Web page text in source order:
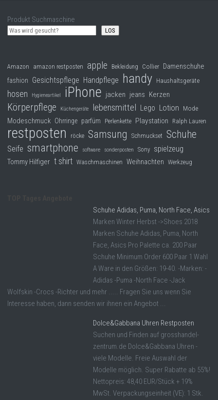
Produkt Suchmaschine
LOS
Amazon amazon restposten apple Bekleidung Collier Damenschuhe
fashion Gesichtspflege Handpflege handy Haushaltsgeräte
hosen Hygieneartikel iPhone jacken jeans Kerzen
Körperpflege Küchengeräte lebensmittel Lego Lotion Mode
Modeschmuck Ohrringe parfüm Perlenkette Playstation Ralph Lauren
restposten röcke Samsung Schmuckset Schuhe
Seife smartphone software sonderposten Sony spielzeug
Tommy Hilfiger t shirt Waschmaschinen Weihnachten Werkzeug
Schuhe Adidas, Puma, North Face, Asics
Marken Winter Herbst ->Shoes 2018
Marken Schuhe Adidas, Puma, North
Face, Asics Pro Palette ca. 200 Paar
Schuhe Minimum Order 600 Paar 1 Wahl
A Ware in den Größen: 19-40. -Marken: -
Adidas -Puma -North Face -Jack
Wolfskin -Crocs -Richter und mehr ..... Fragen Sie uns wenn Sie
Interesse haben, dann senden wir ihnen ein Angebot ...
Dolce&Gabbana Uhren Restposten
Suchen und Finden auf grosshandel-
zentrum.de Dolce&Gabbana Uhren -
viele Modelle. Freie Auswahl der
Modelle möglich. Super Rabatte ab 55%!
Nettopreis: 48,40 EUR/Stück + 19%
MwSt. Verpackungseinheit (VE): 1 Stk.